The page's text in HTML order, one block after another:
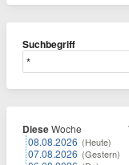
Suchbegriff
DieseWoche
08.08.2026 (Heute)
07.08.2026 (Gestern)